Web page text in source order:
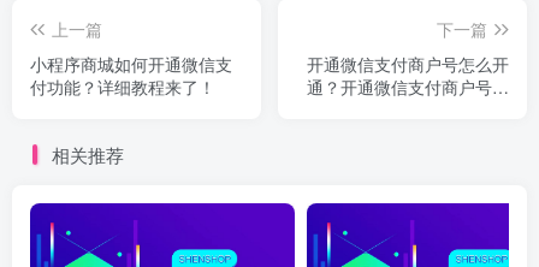
上一篇
小程序商城如何开通微信支
付功能？详细教程来了！
下一篇
开通微信支付商户号怎么开
通？开通微信支付商户号详
相关推荐